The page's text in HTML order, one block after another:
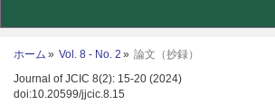
ホーム Vol. 8 - No. 2
論文（抄録）
Journal of JCIC 8(2): 15-20 (2024)
doi:10.20599/jjcic.8.15